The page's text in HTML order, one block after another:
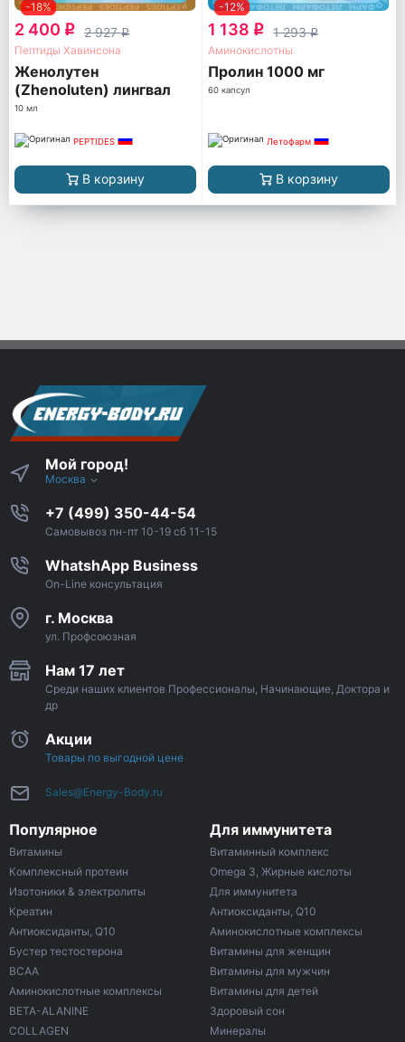
-18%
2 400 q 2 927q
Пептиды Хавинсона
Женолутен
(Zhenoluten) лингвал
10 мл
PEPTIDES
В корзину
-12%
1 138 q 1 293q
Аминокислотны
Пролин 1000 мг
60 капсул
Летофарм
В корзину
Мой город!
Москва
+7 (499) 350-44-54
Самовывоз пн-пт 10-19 сб 11-15
WhatshApp Business
On-Line консультация
г. Москва
ул. Профсоюзная
Нам 17 лет
Среди наших клиентов Профессионалы, Начинающие, Доктора и
др
Акции
Товары по выгодной цене
Sales@Energy-Body.ru
Популярное
Витамины
Комплексный протеин
Изотоники & электролиты
Креатин
Антиоксиданты, Q10
Бустер тестостерона
ВСАА
Аминокислотные комплексы
BETA-ALANINE
COLLAGEN
Для иммунитета
Витаминный комплекс
Omega 3, Жирные кислоты
Для иммунитета
Антиоксиданты, Q10
Аминокислотные комплексы
Витамины для женщин
Витамины для мужчин
Витамины для детей
Здоровый сон
Минералы